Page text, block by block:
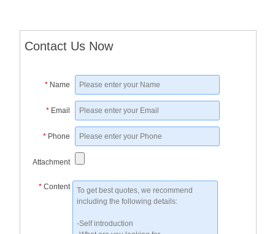
Contact Us Now
* Name
* Email
* Phone
Attachment
* Content